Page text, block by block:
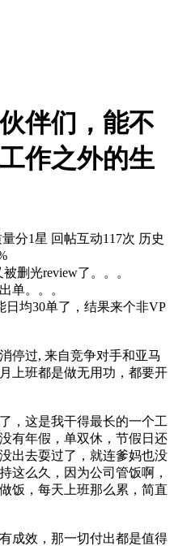
伴们，能不
作之外的生
量分1星 回帖互动117次 历史
删光review了。。。
单。。。
日均30单了，结果来个非VP
停过, 来自竞争对手和亚马
上班都是做无用功，都要开
，这是我干得最长的一个工
有年假，单双休，节假日还
出去耍过了，就连爹妈也没
这么久，因为公司管饭啊，
饭，每天上班那么累，简直
成效，那一切付出都是值得